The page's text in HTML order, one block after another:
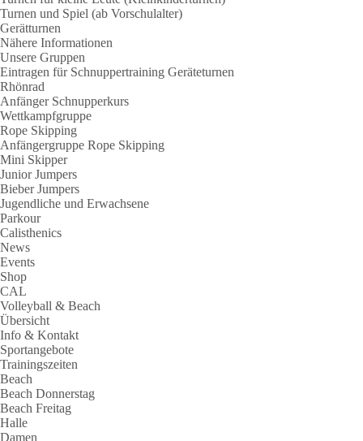
Turnen und Spiel (ab Vorschulalter)
Gerätturnen
Nähere Informationen
Unsere Gruppen
Eintragen für Schnuppertraining Geräteturnen
Rhönrad
Anfänger Schnupperkurs
Wettkampfgruppe
Rope Skipping
Anfängergruppe Rope Skipping
Mini Skipper
Junior Jumpers
Bieber Jumpers
Jugendliche und Erwachsene
Parkour
Calisthenics
News
Events
Shop
CAL
Volleyball & Beach
Übersicht
Info & Kontakt
Sportangebote
Trainingszeiten
Beach
Beach Donnerstag
Beach Freitag
Halle
Damen